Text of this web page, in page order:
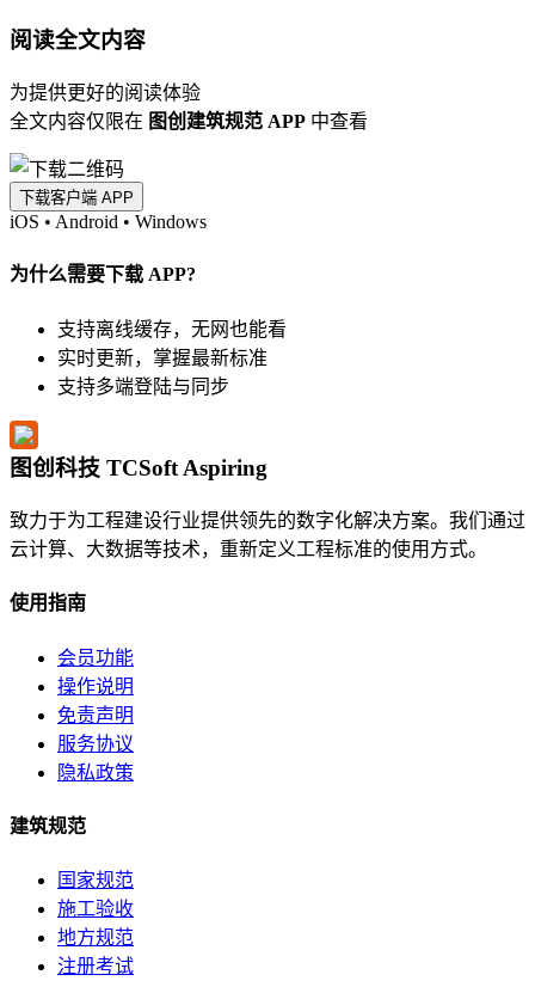
阅读全文内容
为提供更好的阅读体验
全文内容仅限在 图创建筑规范 APP 中查看
下载客户端 APP
iOS • Android • Windows
为什么需要下载 APP?
支持离线缓存，无网也能看
实时更新，掌握最新标准
支持多端登陆与同步
图创科技 TCSoft Aspiring
致力于为工程建设行业提供领先的数字化解决方案。我们通过
云计算、大数据等技术，重新定义工程标准的使用方式。
使用指南
会员功能
操作说明
免责声明
服务协议
隐私政策
建筑规范
国家规范
施工验收
地方规范
注册考试